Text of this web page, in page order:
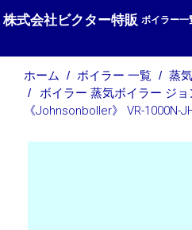
株式会社ビクター特販 ボイラー一
ホーム ボイラー 一覧 蒸
ボイラー 蒸気ボイラー ジョ
《Johnsonboller》 VR-1000N-